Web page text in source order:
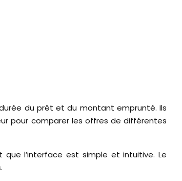
du prêt et du montant emprunté. Ils
pour comparer les offres de différentes
l’interface est simple et intuitive. Le